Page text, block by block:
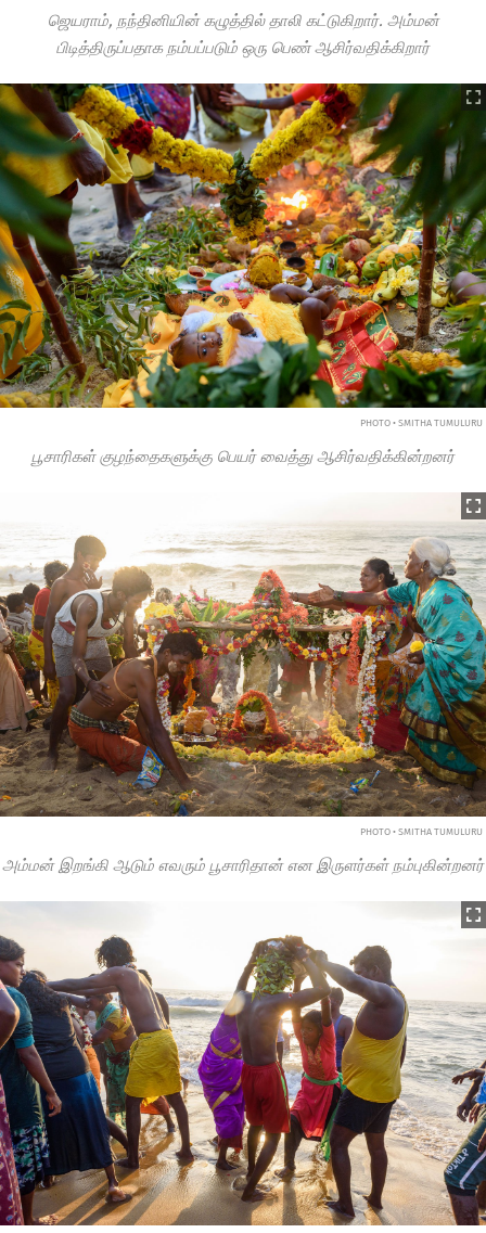
ஜெயராம், நந்தினியின் கழுத்தில் தாலி கட்டுகிறார். அம்மன்
பிடித்திருப்பதாக நம்பப்படும் ஒரு பெண் ஆசிர்வதிக்கிறார்
PHOTO • SMITHA TUMULURU
பூசாரிகள் குழந்தைகளுக்கு பெயர் வைத்து ஆசிர்வதிக்கின்றனர்
PHOTO • SMITHA TUMULURU
அம்மன் இறங்கி ஆடும் எவரும் பூசாரிதான் என இருளர்கள் நம்புகின்றனர்